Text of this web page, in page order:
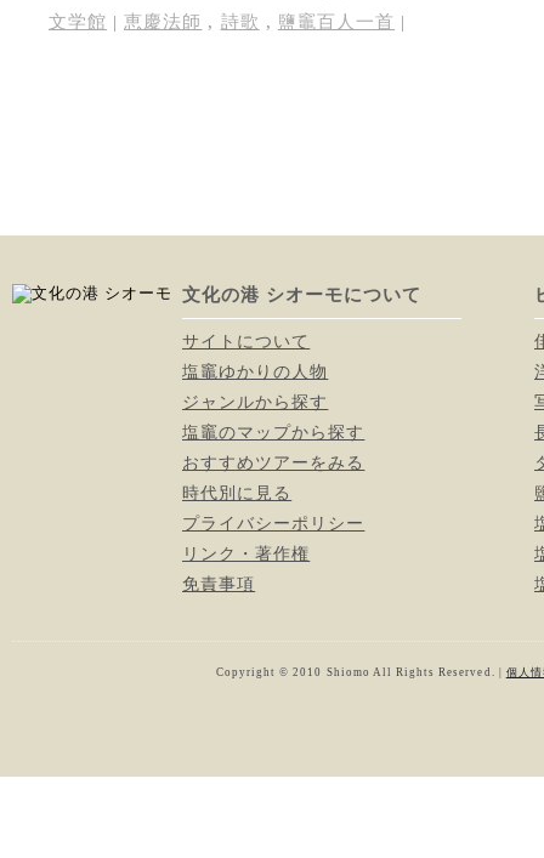
文学館 | 恵慶法師 , 詩歌 , 鹽竈百人一首 |
文化の港 シオーモについて
サイトについて
塩竈ゆかりの人物
ジャンルから探す
塩竈のマップから探す
おすすめツアーをみる
時代別に見る
プライバシーポリシー
リンク・著作権
免責事項
Copyright © 2010 Shiomo All Rights Reserved. | 個人